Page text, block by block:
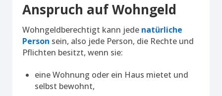
Anspruch auf Wohngeld
Wohngeldberechtigt kann jede natürliche
Person sein, also jede Person, die Rechte und
Pflichten besitzt, wenn sie:
eine Wohnung oder ein Haus mietet und
selbst bewohnt,